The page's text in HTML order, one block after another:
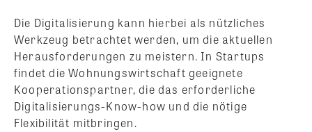
Die Digitalisierung kann hierbei als nützliches
Werkzeug betrachtet werden, um die aktuellen
Herausforderungen zu meistern. In Startups
findet die Wohnungswirtschaft geeignete
Kooperationspartner, die das erforderliche
Digitalisierungs-Know-how und die nötige
Flexibilität mitbringen.